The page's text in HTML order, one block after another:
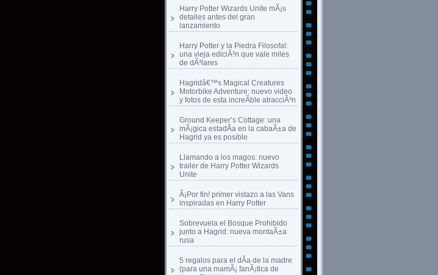
Harry Potter Wizards Unite mÃ¡s
detalles antes del gran
lanzamiento
Harry Potter y la Piedra Filosofal:
una vieja ediciÃ³n que vale miles
de dÃ³lares
Hagridâ€™s Magical Creatures
Motorbike Adventure: nuevo video
y fotos de esta increÃ­ble atracciÃ³n
Ground Keeper’s Cottage: una
mÃ¡gica estadÃ­a en la cabaÃ±a de
Hagrid ya es posible
Llamando a los magos: nuevo
trailer de Harry Potter Wizards
Unite
Â¡Por fin! primer vistazo a las Vans
inspiradas en Harry Potter
Sobrevuela el Bosque Prohibido
junto a Hagrid: nueva montaÃ±a
rusa
5 regalos para el dÃ­a de la madre
(para una mamÃ¡ fanÃ¡tica de